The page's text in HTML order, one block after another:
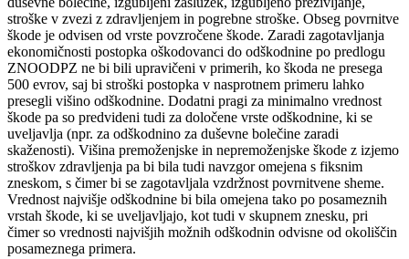
stroške v zvezi z zdravljenjem in pogrebne stroške. Obseg povrnitve
škode je odvisen od vrste povzročene škode. Zaradi zagotavljanja
ekonomičnosti postopka oškodovanci do odškodnine po predlogu
ZNOODPZ ne bi bili upravičeni v primerih, ko škoda ne presega
500 evrov, saj bi stroški postopka v nasprotnem primeru lahko
presegli višino odškodnine. Dodatni pragi za minimalno vrednost
škode pa so predvideni tudi za določene vrste odškodnine, ki se
uveljavlja (npr. za odškodnino za duševne bolečine zaradi
skaženosti). Višina premoženjske in nepremoženjske škode z izjemo
stroškov zdravljenja pa bi bila tudi navzgor omejena s fiksnim
zneskom, s čimer bi se zagotavljala vzdržnost povrnitvene sheme.
Vrednost najvišje odškodnine bi bila omejena tako po posameznih
vrstah škode, ki se uveljavljajo, kot tudi v skupnem znesku, pri
čimer so vrednosti najvišjih možnih odškodnin odvisne od okoliščin
posameznega primera.